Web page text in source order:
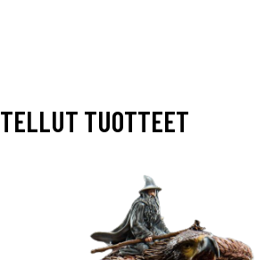
TUOTTEET